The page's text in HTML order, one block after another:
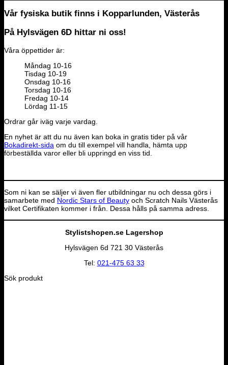
Vår fysiska butik finns i Kopparlunden, Västerås
På Hylsvägen 6D hittar ni oss!
Våra öppettider är:
Måndag 10-16
Tisdag 10-19
Onsdag 10-16
Torsdag 10-16
Fredag 10-14
Lördag 11-15
Ordrar går iväg varje vardag.
En nyhet är att du nu även kan boka in gratis tider på vår
Bokadirekt-sida om du till exempel vill handla, hämta upp
förbeställda varor eller bli uppringd en viss tid.
Som ni kan se säljer vi även fler utbildningar nu och dessa görs i
samarbete med Nordic Stars of Beauty och Scratch Nails Västerås
vilket Certifikaten kommer i från. Dessa hålls på samma adress.
Stylistshopen.se Lagershop
Hylsvägen 6d 721 30 Västerås
Tel: 021-475 63 33
Sök produkt